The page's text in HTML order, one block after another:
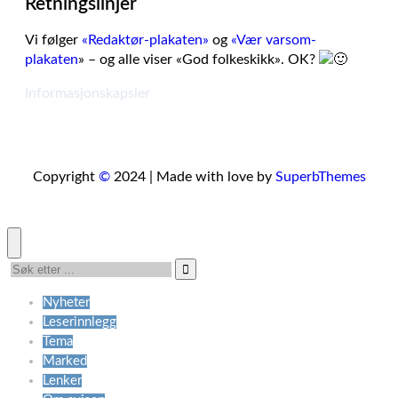
Retningslinjer
Vi følger «Redaktør-plakaten» og «Vær varsom-
plakaten» – og alle viser «God folkeskikk». OK?
Informasjonskapsler
Copyright ©2024 | Made with love by SuperbThemes
Nyheter
Leserinnlegg
Tema
Marked
Lenker